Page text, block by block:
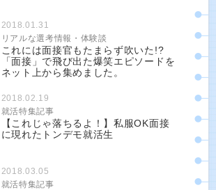
2018.01.31
リアルな選考情報・体験談
これには面接官もたまらず吹いた!?
「面接」で飛び出た爆笑エピソードを
ネット上から集めました。
2018.02.19
就活特集記事
【これじゃ落ちるよ！】私服OK面接
に現れたトンデモ就活生
2018.03.05
就活特集記事